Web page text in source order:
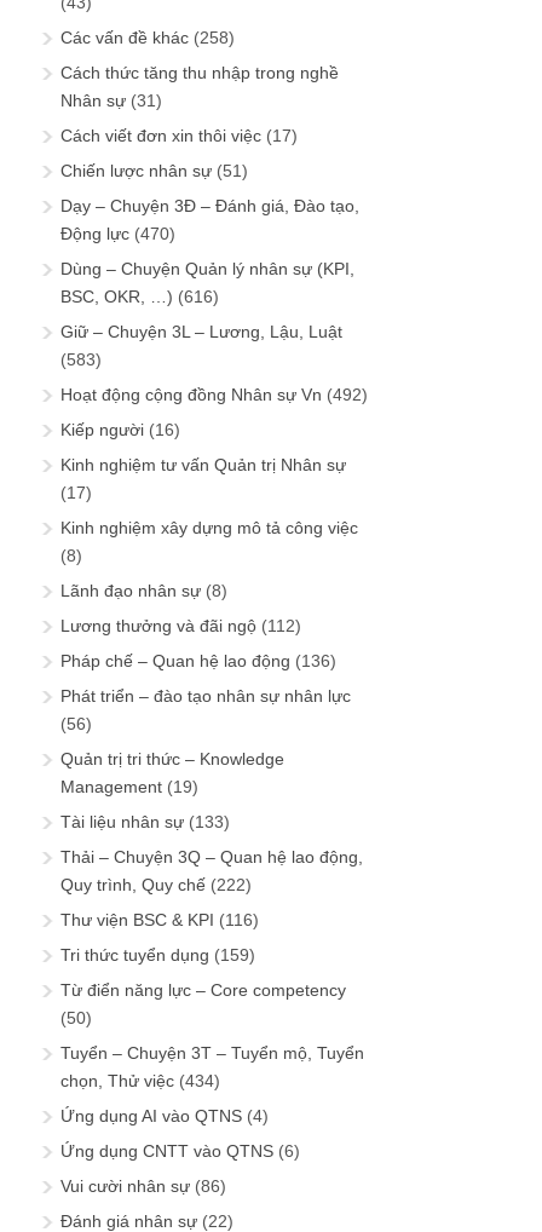
Các vấn đề khác (258)
Cách thức tăng thu nhập trong nghề
Nhân sự (31)
Cách viết đơn xin thôi việc (17)
Chiến lược nhân sự (51)
Dạy – Chuyện 3Đ – Đánh giá, Đào tạo,
Động lực (470)
Dùng – Chuyện Quản lý nhân sự (KPI,
BSC, OKR, …) (616)
Giữ – Chuyện 3L – Lương, Lậu, Luật
(583)
Hoạt động cộng đồng Nhân sự Vn (492)
Kiếp người (16)
Kinh nghiệm tư vấn Quản trị Nhân sự
(17)
Kinh nghiệm xây dựng mô tả công việc
(8)
Lãnh đạo nhân sự (8)
Lương thưởng và đãi ngộ (112)
Pháp chế – Quan hệ lao động (136)
Phát triển – đào tạo nhân sự nhân lực
(56)
Quản trị tri thức – Knowledge
Management (19)
Tài liệu nhân sự (133)
Thải – Chuyện 3Q – Quan hệ lao động,
Quy trình, Quy chế (222)
Thư viện BSC & KPI (116)
Tri thức tuyển dụng (159)
Từ điển năng lực – Core competency
(50)
Tuyển – Chuyện 3T – Tuyển mộ, Tuyển
chọn, Thử việc (434)
Ứng dụng AI vào QTNS (4)
Ứng dụng CNTT vào QTNS (6)
Vui cười nhân sự (86)
Đánh giá nhân sự (22)